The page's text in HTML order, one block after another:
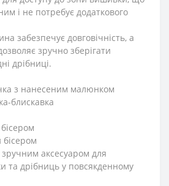
і не потребує додаткового
забезпечує довговічність, а
зручно зберігати
дрібниці.
з нанесеним малюнком
блискавка
аксесуаром для
та дрібниць у повсякденному